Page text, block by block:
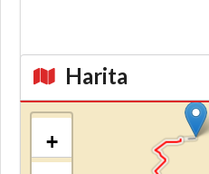
Harita
+